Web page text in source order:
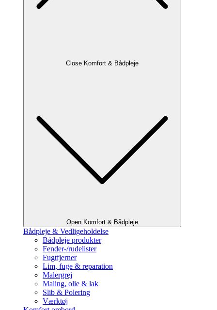
Close Komfort & Bådpleje
Open Komfort & Bådpleje
Bådpleje & Vedligeholdelse
Bådpleje produkter
Fender-/rudelister
Fugtfjerner
Lim, fuge & reparation
Malergrej
Maling, olie & lak
Slib & Polering
Værktøj